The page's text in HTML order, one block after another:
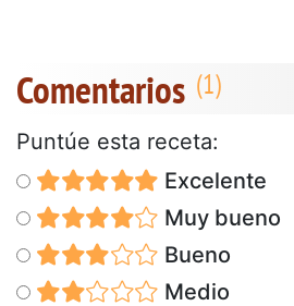
Comentarios
Puntúe esta receta:
Excelente
Muy bueno
Bueno
Medio